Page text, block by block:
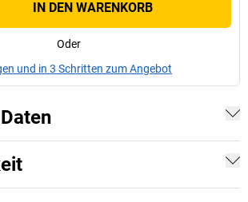
IN DEN WARENKORB
Oder
und in 3 Schritten zum Angebot